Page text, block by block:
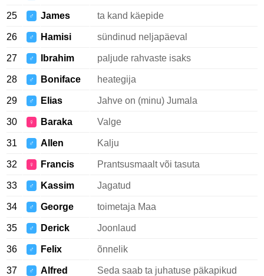
25 ♂ James ta kand käepide
26 ♂ Hamisi sündinud neljapäeval
27 ♂ Ibrahim paljude rahvaste isaks
28 ♂ Boniface heategija
29 ♂ Elias Jahve on (minu) Jumala
30 ♀ Baraka Valge
31 ♂ Allen Kalju
32 ♀ Francis Prantsusmaalt või tasuta
33 ♂ Kassim Jagatud
34 ♂ George toimetaja Maa
35 ♂ Derick Joonlaud
36 ♂ Felix õnnelik
37 ♂ Alfred Seda saab ta juhatuse päkapikud